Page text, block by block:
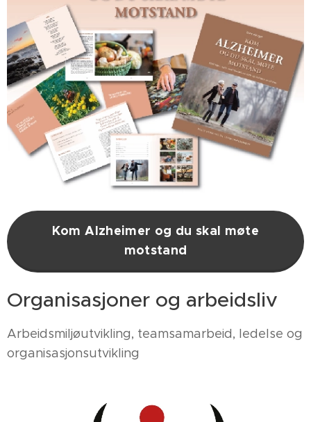
Kom Alzheimer og du skal møte
motstand
Organisasjoner og arbeidsliv
Arbeidsmiljøutvikling, teamsamarbeid, ledelse og
organisasjonsutvikling